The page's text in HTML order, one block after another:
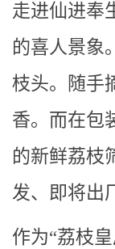
走进仙进奉
的喜人景象
枝头。随手
香。而在包
的新鲜荔枝
发、即将出
作为“荔枝